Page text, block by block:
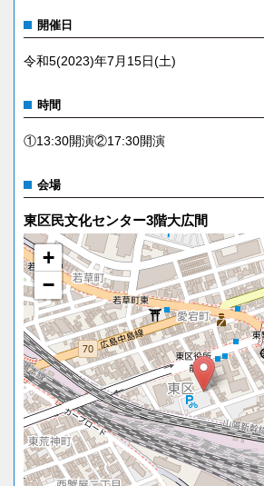
開催日
令和5(2023)年7月15日(土)
時間
①13:30開演②17:30開演
会場
東区民文化センター3階大広間
+
−